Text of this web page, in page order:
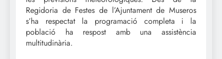
Regidoria de Festes de l’Ajuntament de Museros
s’ha respectat la programació completa i la
població ha respost amb una assistència
multitudinària.